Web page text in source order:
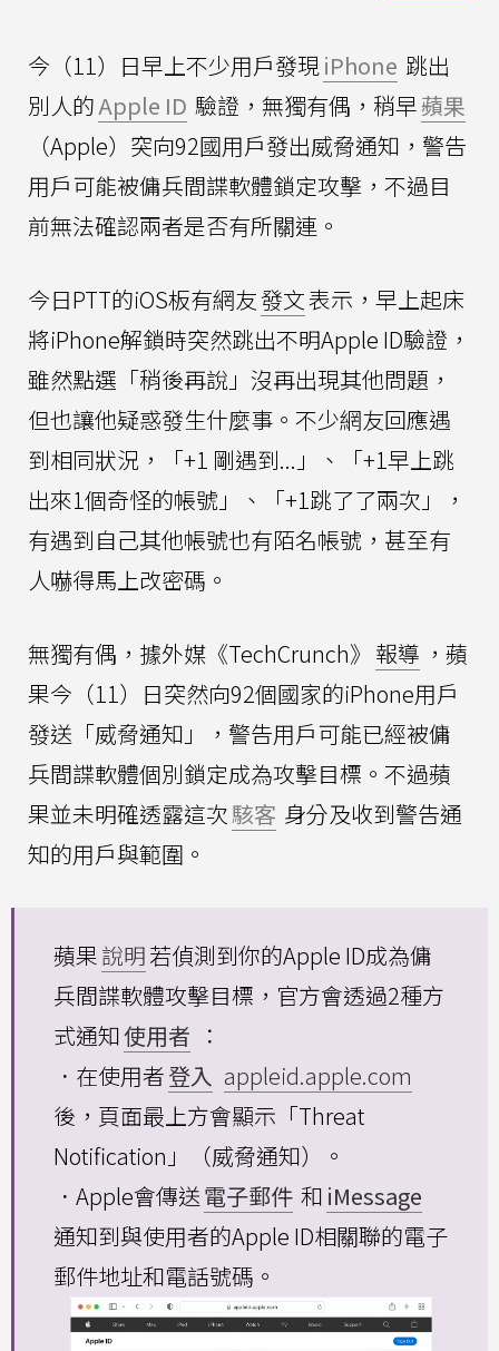
今（11）日早上不少用戶發現iPhone 跳出
別人的Apple ID 驗證，無獨有偶，稍早蘋果
（Apple）突向92國用戶發出威脅通知，警告
用戶可能被傭兵間諜軟體鎖定攻擊，不過目
前無法確認兩者是否有所關連。
今日PTT的iOS板有網友發文表示，早上起床
將iPhone解鎖時突然跳出不明Apple ID驗證，
雖然點選「稍後再說」沒再出現其他問題，
但也讓他疑惑發生什麼事。不少網友回應遇
到相同狀況，「+1 剛遇到...」、「+1早上跳
出來1個奇怪的帳號」、「+1跳了了兩次」，
有遇到自己其他帳號也有陌名帳號，甚至有
人嚇得馬上改密碼。
無獨有偶，據外媒《TechCrunch》 報導 ，蘋
果今（11）日突然向92個國家的iPhone用戶
發送「威脅通知」，警告用戶可能已經被傭
兵間諜軟體個別鎖定成為攻擊目標。不過蘋
果並未明確透露這次駭客 身分及收到警告通
知的用戶與範圍。
蘋果說明若偵測到你的Apple ID成為傭
兵間諜軟體攻擊目標，官方會透過2種方
式通知使用者 ：
．在使用者登入 appleid.apple.com
後，頁面最上方會顯示「Threat
Notification」（威脅通知）。
．Apple會傳送電子郵件 和 iMessage
通知到與使用者的Apple ID相關聯的電子
郵件地址和電話號碼。